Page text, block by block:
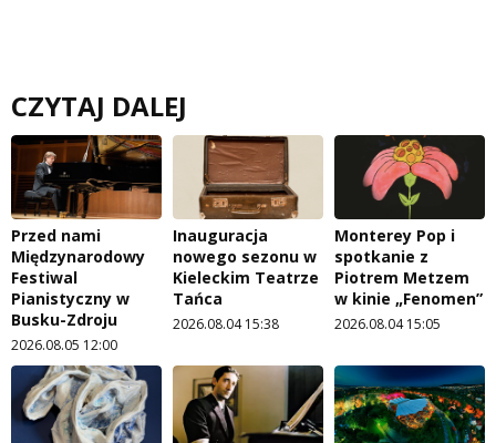
CZYTAJ DALEJ
Przed nami
Międzynarodowy
Festiwal
Pianistyczny w
Busku-Zdroju
2026.08.05 12:00
Inauguracja
nowego sezonu w
Kieleckim Teatrze
Tańca
2026.08.04 15:38
Monterey Pop i
spotkanie z
Piotrem Metzem
w kinie „Fenomen”
2026.08.04 15:05